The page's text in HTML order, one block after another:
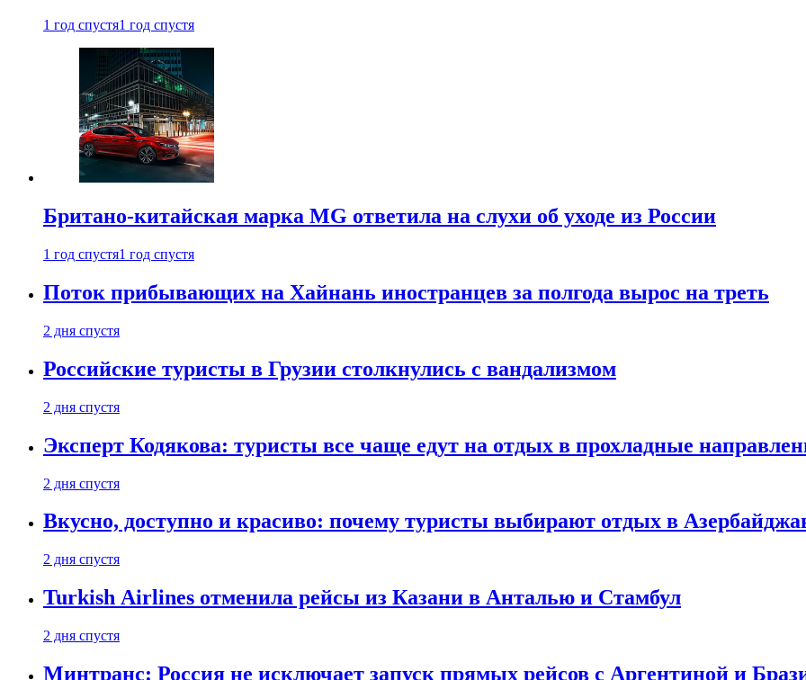
1 год спустя1 год спустя
Британо-китайская марка MG ответила на слухи об уходе из России
1 год спустя1 год спустя
Поток прибывающих на Хайнань иностранцев за полгода вырос на треть
2 дня спустя
Российские туристы в Грузии столкнулись с вандализмом
2 дня спустя
Эксперт Кодякова: туристы все чаще едут на отдых в прохладные
2 дня спустя
Вкусно, доступно и красиво: почему туристы выбирают отдых в
2 дня спустя
Turkish Airlines отменила рейсы из Казани в Анталью и Стамбул
2 дня спустя
Минтранс: Россия не исключает запуск прямых рейсов с Аргентиной и